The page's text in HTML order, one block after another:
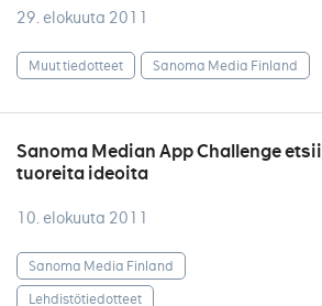
29. elokuuta 2011
Muut tiedotteet Sanoma Media Finland
Sanoma Median App Challenge etsii
tuoreita ideoita
10. elokuuta 2011
Sanoma Media Finland
Lehdistötiedotteet